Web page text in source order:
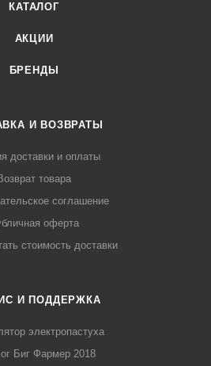
КАТАЛОГ
АКЦИИ
БРЕНДЫ
И ВОЗВРАТЫ
доставки и оплаты
товара
соглашение
оферта
стоимость доставки
И ПОДДЕРЖКА
электропастуха
Биг Фармер 2018